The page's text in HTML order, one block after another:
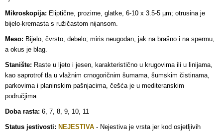
Mikroskopija: Eliptične, prozirne, glatke, 6-10 x 3.5-5 µm; otrusina je
bijelo-kremasta s ružičastom nijansom.
Meso: Bijelo, čvrsto, debelo; miris neugodan, jak na brašno i na spermu,
a okus je blag.
Stanište: Raste u ljeto i jesen, karakteristično u krugovima ili u linijama,
kao saprotrof tla u vlažnim crnogoričnim šumama, šumskim čistinama,
parkovima i planinskim pašnjacima, češća je u mediteranskim
područjima.
Doba rasta: 6, 7, 8, 9, 10, 11
Status jestivosti: NEJESTIVA - Nejestiva je vrsta jer kod osjetljivih